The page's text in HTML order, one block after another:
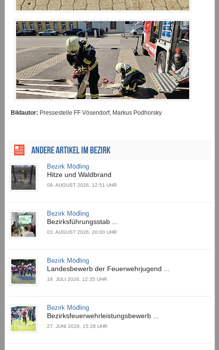
Bildautor: Pressestelle FF Vösendorf, Markus Podhorsky
ANDERE ARTIKEL IM BEZIRK
Bezirk Mödling
Hitze und Waldbrand
09. AUGUST 2026, 12:51 UHR
Bezirk Mödling
Bezirksführungsstab ...
03. AUGUST 2026, 20:00 UHR
Bezirk Mödling
Landesbewerb der Feuerwehrjugend ...
18. JULI 2026, 12:35 UHR
Bezirk Mödling
Bezirksfeuerwehrleistungsbewerb ...
27. JUNI 2026, 15:28 UHR